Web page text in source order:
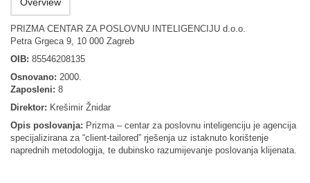
PRIZMA CENTAR ZA POSLOVNU INTELIGENCIJU d.o.o.
Petra Grgeca 9, 10 000 Zagreb
OIB: 85546208135
Osnovano: 2000.
Zaposleni: 8
Direktor: Krešimir Žnidar
Opis poslovanja: Prizma – centar za poslovnu inteligenciju je agencija
specijalizirana za “client-tailored” rješenja uz istaknuto korištenje
naprednih metodologija, te dubinsko razumijevanje poslovanja klijenata.